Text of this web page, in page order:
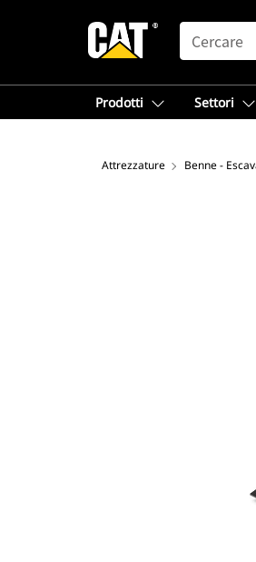
SEARCH
Prodotti Settori
Attrezzature Benne -